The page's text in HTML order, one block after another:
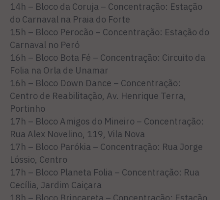
14h – Bloco da Coruja – Concentração: Estação
do Carnaval na Praia do Forte
15h – Bloco Perocão – Concentração: Estação do
Carnaval no Peró
16h – Bloco Bota Fé – Concentração: Circuito da
Folia na Orla de Unamar
16h – Bloco Down Dance – Concentração:
Centro de Reabilitação, Av. Henrique Terra,
Portinho
17h – Bloco Amigos do Mineiro – Concentração:
Rua Alex Novelino, 119, Vila Nova
17h – Bloco Parókia – Concentração: Rua Jorge
Lóssio, Centro
17h – Bloco Planeta Folia – Concentração: Rua
Cecília, Jardim Caiçara
18h – Bloco Brincareta – Concentração: Estação